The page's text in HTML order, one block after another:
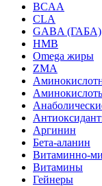
BCAA
CLA
GABA (ГАБА)
HMB
Omega жиры
ZMA
Аргинин
Бета-аланин
Витаминно-
Витамины
Гейнеры